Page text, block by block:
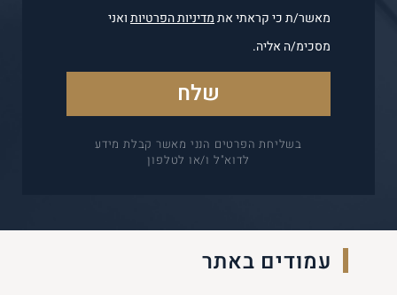
מאשר/ת כי קראתי אתמדיניות הפרטיותואני
מסכימ/ה אליה.
בשליחת הפרטים הנני מאשר קבלת מידע
לדוא"ל ו/או לטלפון
עמודים באתר